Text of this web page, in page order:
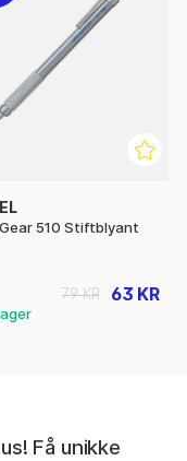
510 Stiftblyant
63 KR
79 KR
Få unikke